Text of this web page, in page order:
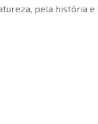
pela história